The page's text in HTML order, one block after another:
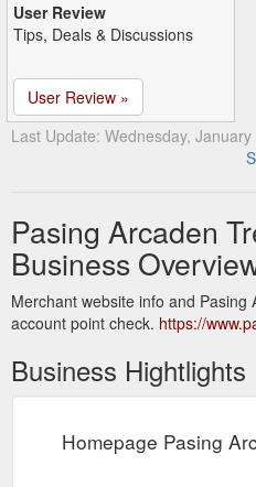
User Review
Tips, Deals & Discussions
User Review »
Last Update: Wednesday,
Pasing Arcaden
Business
Merchant website info and Pasing
account point check. https://
Business Hightlights
Homepage Pasing